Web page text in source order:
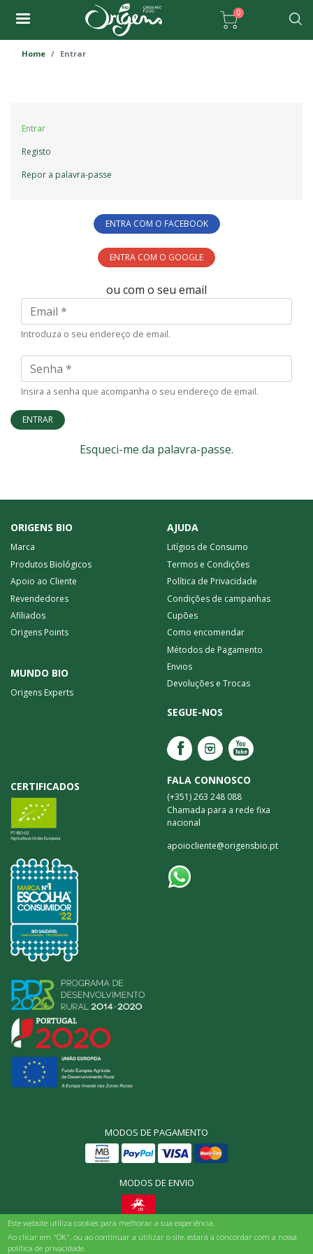
Passar
para
o
0
Home Entrar
ENTRA COM O FACEBOOK
ENTRA COM O GOOGLE
ou com o seu email
Email
Introduza o seu endereço de email.
Senha
Insira a senha que acompanha o seu endereço de email.
ENTRAR
Esqueci-me da palavra-passe.
Primary
Entrar
Registo
Repor a palavra-passe
ORIGENS BIO
Marca
Produtos Biológicos
Apoio ao Cliente
Revendedores
Afiliados
Origens Points
AJUDA
Litígios de Consumo
Termos e Condições
Política de Privacidade
Condições de campanhas
Cupões
Como encomendar
Métodos de Pagamento
Envios
Devoluções e Trocas
MUNDO BIO
Origens Experts
SEGUE-NOS
FALA CONNOSCO
(+351) 263 248 088
Chamada para a rede fixa
nacional
apoiocliente@origensbio.pt
CERTIFICADOS
MODOS DE PAGAMENTO
MODOS DE ENVIO
© Origens Bio, Todos os direitos reservados 2025
Este website utiliza cookies para melhorar a sua experiência.
Ao clicar em "OK", ou ao continuar a utilizar o site, estará a concordar com a nossa
política de privacidade.